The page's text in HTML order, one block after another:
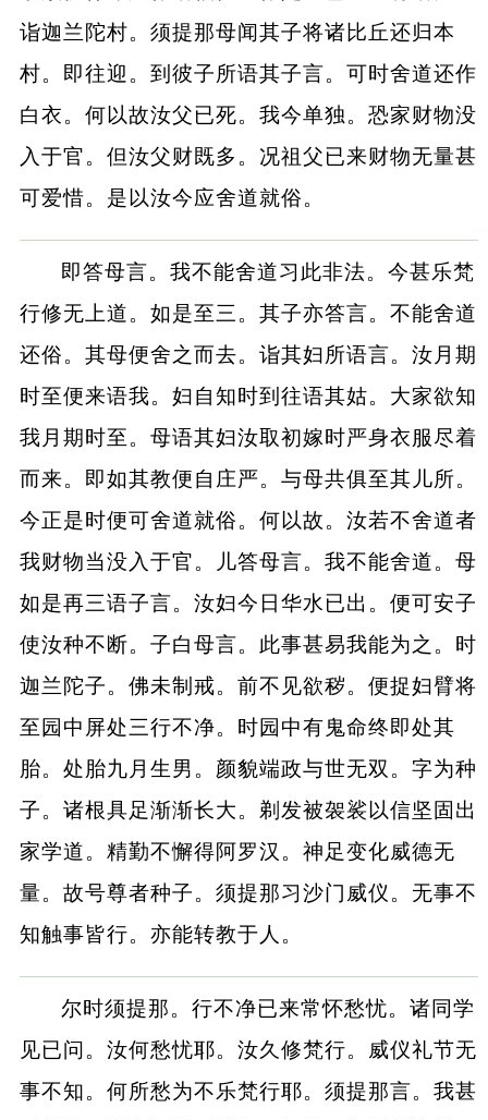
诣迦兰陀村。须提那母闻其子将诸比丘还归本
村。即往迎。到彼子所语其子言。可时舍道还作
白衣。何以故汝父已死。我今单独。恐家财物没
入于官。但汝父财既多。况祖父已来财物无量甚
可爱惜。是以汝今应舍道就俗。
即答母言。我不能舍道习此非法。今甚乐梵
行修无上道。如是至三。其子亦答言。不能舍道
还俗。其母便舍之而去。诣其妇所语言。汝月期
时至便来语我。妇自知时到往语其姑。大家欲知
我月期时至。母语其妇汝取初嫁时严身衣服尽着
而来。即如其教便自庄严。与母共俱至其儿所。
今正是时便可舍道就俗。何以故。汝若不舍道者
我财物当没入于官。儿答母言。我不能舍道。母
如是再三语子言。汝妇今日华水已出。便可安子
使汝种不断。子白母言。此事甚易我能为之。时
迦兰陀子。佛未制戒。前不见欲秽。便捉妇臂将
至园中屏处三行不净。时园中有鬼命终即处其
胎。处胎九月生男。颜貌端政与世无双。字为种
子。诸根具足渐渐长大。剃发被袈裟以信坚固出
家学道。精勤不懈得阿罗汉。神足变化威德无
量。故号尊者种子。须提那习沙门威仪。无事不
知触事皆行。亦能转教于人。
尔时须提那。行不净已来常怀愁忧。诸同学
见已问。汝何愁忧耶。汝久修梵行。威仪礼节无
事不知。何所愁为不乐梵行耶。须提那言。我甚